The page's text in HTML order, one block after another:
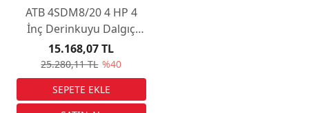
ATB 4SDM8/20 4 HP 4
İnç Derinkuyu Dalgıç
Pompa
25.280,11 TL %40
15.168,07 TL